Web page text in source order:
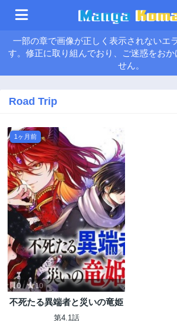
一部の章で画像が正しく表示されないエ
す。修正に取り組んでおり、ご迷惑をおか
せん。
Road Trip
1ヶ月前
0 10
不死たる異端者と災いの竜姫
第4.1話